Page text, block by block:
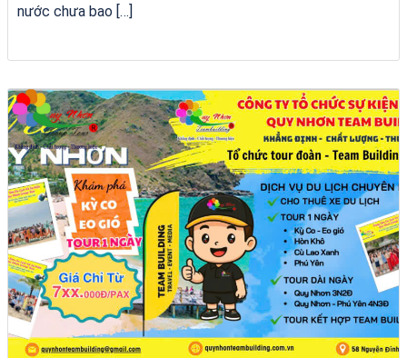
nước chưa bao […]
bãi tắm Quy Nhơn